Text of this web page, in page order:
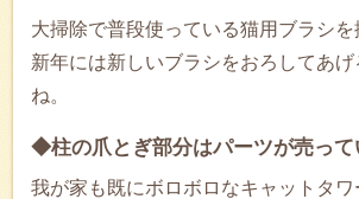
大掃除で普段使っている猫用ブラシを
新年には新しいブラシをおろしてあ
ね。
◆柱の爪とぎ部分はパーツが売って
我が家も既にボロボロなキャットタ